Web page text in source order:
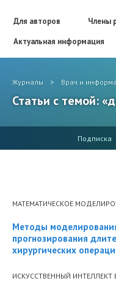
Для авторов Члены
Актуальная информация
Журналы > Врач и
Статьи с темой:
Подписка
МАТЕМАТИЧЕСКОЕ
Методы
прогнозирования
хирургических
ИСКУССТВЕННЫЙ